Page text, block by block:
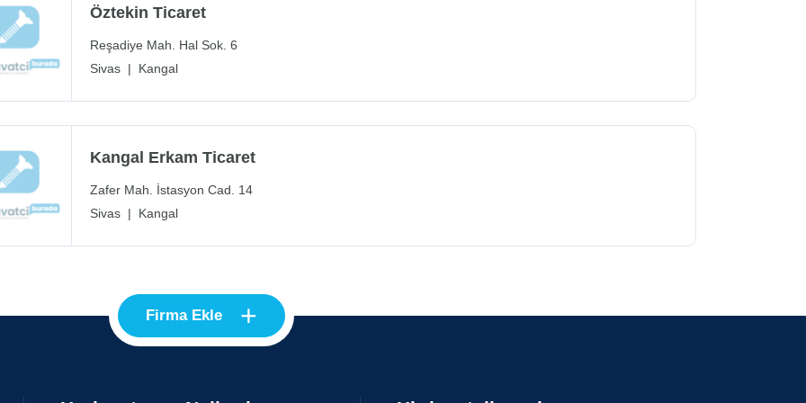
Öztekin Ticaret
Reşadiye Mah. Hal Sok. 6
Sivas | Kangal
Kangal Erkam Ticaret
Zafer Mah. İstasyon Cad. 14
Sivas | Kangal
Firma Ekle +